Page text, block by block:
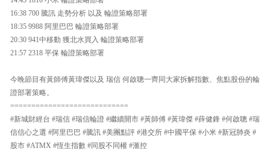
16:38 700 騰訊 走勢分析 以及 輪證策略部署
18:35 9988 阿里巴巴 輪證策略部署
20:30 941中移動 獲北水買入 輪證策略部署
21:57 2318 平保 輪證策略部署
今晚節目有黃師傅黃瑋傑以及 瑞信 何啟聰一齊同大家拆解指數、焦點股份的輪
證部署策略。
============================
#新城財經台 #瑞信 #瑞信輪證 #繼續開市 #黃師傅 #黃瑋傑 #薛健鋒 #何啟聰 #瑞
信信心之選 #阿里巴巴 #騰訊 #美團點評 #港交所 #中國平保 #小米 #新冠肺炎 #
股市 #ATMX #恆生指數 #同股不同權 #滙控